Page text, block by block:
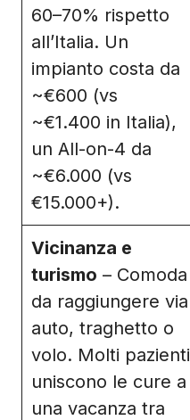
60–70% rispetto
all’Italia. Un
impianto costa da
~€600 (vs
~€1.400 in Italia),
un All-on-4 da
~€6.000 (vs
€15.000+).
Vicinanza e
turismo – Comoda
da raggiungere via
auto, traghetto o
volo. Molti pazienti
uniscono le cure a
una vacanza tra